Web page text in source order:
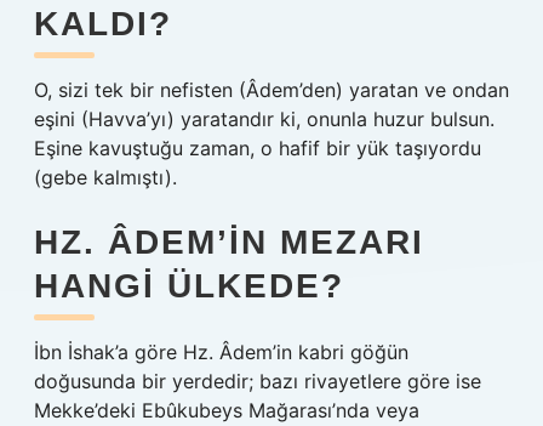
KALDI?
O, sizi tek bir nefisten (Âdem’den) yaratan ve ondan
eşini (Havva’yı) yaratandır ki, onunla huzur bulsun.
Eşine kavuştuğu zaman, o hafif bir yük taşıyordu
(gebe kalmıştı).
HZ. ÂDEM’IN MEZARI
HANGI ÜLKEDE?
İbn İshak’a göre Hz. Âdem’in kabri göğün
doğusunda bir yerdedir; bazı rivayetlere göre ise
Mekke’deki Ebûkubeys Mağarası’nda veya